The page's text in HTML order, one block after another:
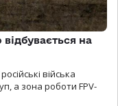
на
війська
а зона роботи FPV-